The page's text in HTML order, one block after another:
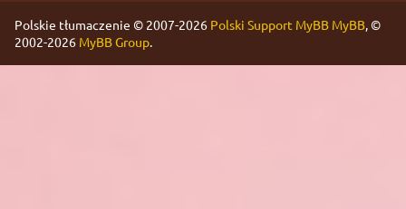
Polskie tłumaczenie © 2007-2026 Polski Support MyBB MyBB, ©
2002-2026 MyBB Group.